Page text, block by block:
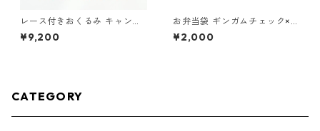
レース付きおくるみ キャンデ
ィ くすみブルー
¥9,200
お弁当袋 ギンガムチェック×ブ
ラック 85-73266-1
¥2,000
CATEGORY